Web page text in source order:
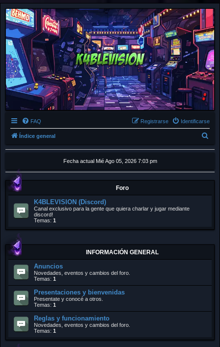
FAQ Identificarse
Registrarse
Índice general
c
a
r
Fecha actual Mié Ago 05, 2026 7:03 pm
Foro
K4BLEVISION (Discord)
Canal exclusivo para la gente que quiera charlar y jugar mediante
discord!
Temas: 1
INFORMACIÓN GENERAL
Anuncios
Novedades, eventos y cambios del foro.
Temas: 1
Presentaciones y bienvenidas
Presentate y conocé a otros.
Temas: 1
Reglas y funcionamiento
Novedades, eventos y cambios del foro.
Temas: 1